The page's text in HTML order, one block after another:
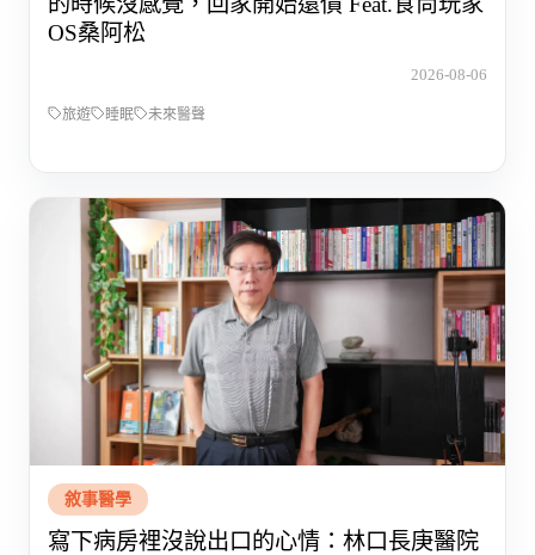
OS桑阿松
2026-08-06
旅遊 睡眠 未來醫聲
敘事醫學
寫下病房裡沒說出口的心情：林口長庚醫院